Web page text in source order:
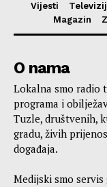
Vijesti
Magazin
O nama
Lokalna smo radio
programa i
Tuzle, društvenih,
gradu, živih
događaja.
Medijski smo